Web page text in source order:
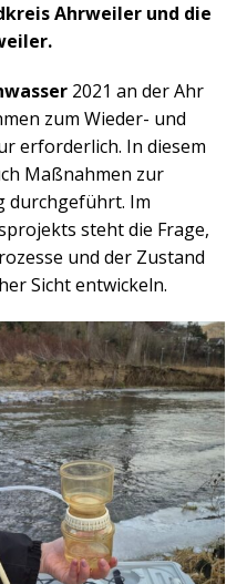
Ahrweiler und die
2021 an der Ahr
zum Wieder- und
erforderlich. In diesem
Maßnahmen zur
durchgeführt. Im
steht die Frage,
und der Zustand
Sicht entwickeln.